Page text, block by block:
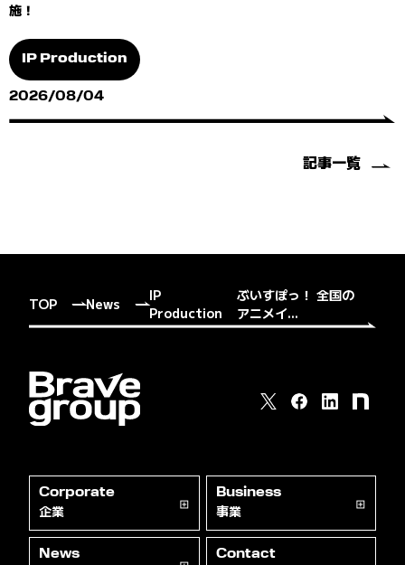
施！
IP Production
2026/08/04
記事一覧
TOP News
IP
Production
ぶいすぽっ！ 全国の
アニメイ...
Corporate
企業
Business
事業
News Contact